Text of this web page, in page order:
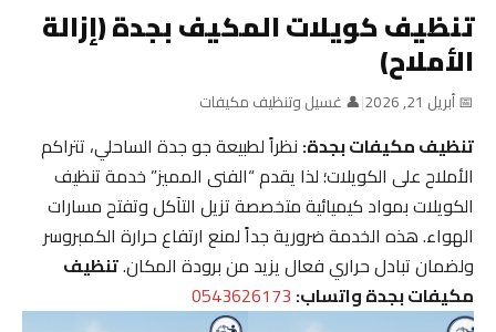
تنظيف كويلات المكيف بجدة (إزالة
الأملاح)
📅 أبريل 21, 2026 |👤 غسيل وتنظيف مكيفات
تنظيف مكيفات بجدة: نظراً لطبيعة جو جدة الساحلي، تتراكم
الأملاح على الكويلات؛ لذا يقدم “الفنى المميز” خدمة تنظيف
الكويلات بمواد كيميائية متخصصة تزيل التآكل وتفتح مسارات
الهواء. هذه الخدمة ضرورية جداً لمنع ارتفاع حرارة الكمبروسر
ولضمان تبادل حراري فعال يزيد من برودة المكان.تنظيف
مكيفات بجدة واتساب: 0543626173